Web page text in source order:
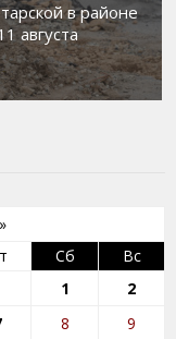
в районе
августа
Сб
Вс
1
2
8
9